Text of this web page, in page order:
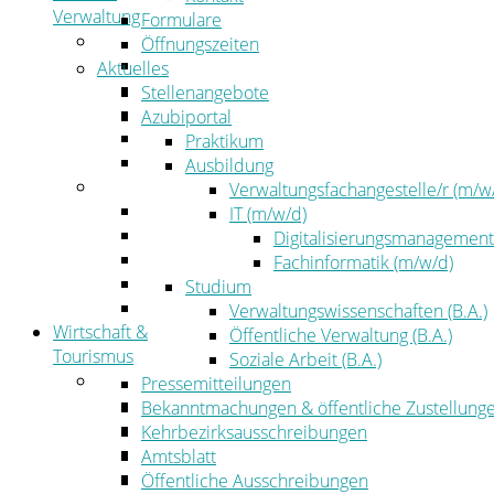
Verwaltung
Politik
Kreistag
Kreistagsinformationssystem
Bürgerinformationssystem
Wahlen
Leitbild
Der Landrat
Kommunalaufsicht
Zahlen, Daten, Fakten
Wirtschaft &
Tourismus
Wirtschaft
Wirtschaftsförderung
Gewerbeflächen und Unternehmen
Arbeitgeberservice
Mobilfunk & Breitband
Formulare
Öffnungszeiten
Aktuelles
Stellenangebote
Azubiportal
Praktikum
Ausbildung
Verwaltungsfachangestelle/r (m/
IT (m/w/d)
Fachinformatik (m/w/d)
Studium
Verwaltungswissenschaften (B.A.)
Öffentliche Verwaltung (B.A.)
Soziale Arbeit (B.A.)
Pressemitteilungen
Bekanntmachungen & öffentliche
Kehrbezirksausschreibungen
Amtsblatt
Öffentliche Ausschreibungen